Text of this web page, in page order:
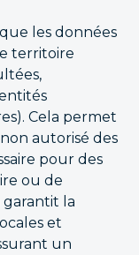
les données
territoire
Cela permet
autorisé des
pour des
ou de
la
et
un